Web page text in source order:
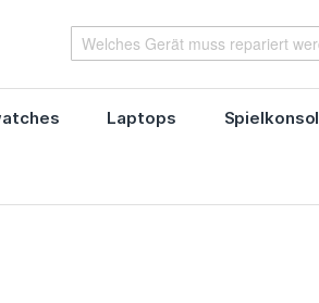
Laptops